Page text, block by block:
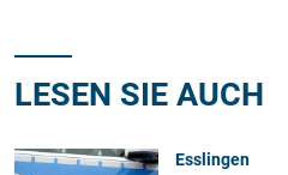
LESEN SIE AUCH
Esslingen